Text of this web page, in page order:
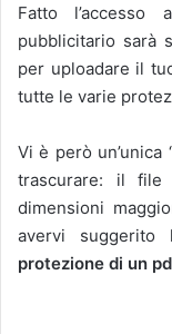
Fatto l’accesso
pubblicitario sarà
per uploadare il
tutte le varie
Vi è però
trascurare: il file
dimensioni
avervi
protezione di un